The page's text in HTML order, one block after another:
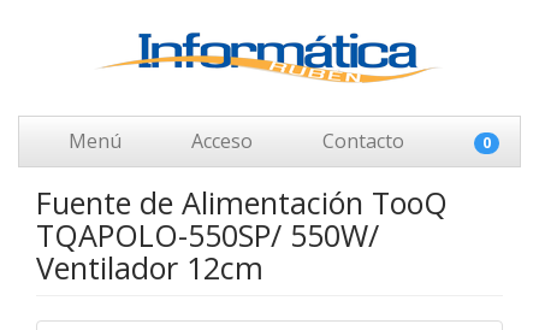
Menú Acceso Contacto 0
Fuente de Alimentación TooQ
TQAPOLO-550SP/ 550W/
Ventilador 12cm